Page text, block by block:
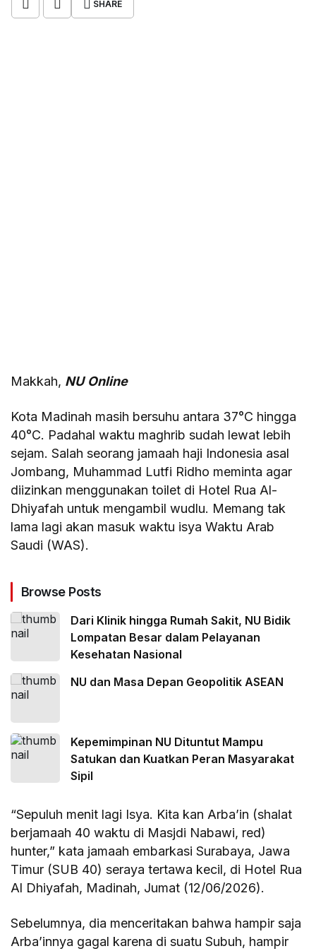
SHARE
Makkah, NU Online
Kota Madinah masih bersuhu antara 37°C hingga
40°C. Padahal waktu maghrib sudah lewat lebih
sejam. Salah seorang jamaah haji Indonesia asal
Jombang, Muhammad Lutfi Ridho meminta agar
diizinkan menggunakan toilet di Hotel Rua Al-
Dhiyafah untuk mengambil wudlu. Memang tak
lama lagi akan masuk waktu isya Waktu Arab
Saudi (WAS).
Browse Posts
Dari Klinik hingga Rumah Sakit, NU Bidik
Lompatan Besar dalam Pelayanan
Kesehatan Nasional
NU dan Masa Depan Geopolitik ASEAN
Kepemimpinan NU Dituntut Mampu
Satukan dan Kuatkan Peran Masyarakat
Sipil
“Sepuluh menit lagi Isya. Kita kan Arba’in (shalat
berjamaah 40 waktu di Masjdi Nabawi, red)
hunter,” kata jamaah embarkasi Surabaya, Jawa
Timur (SUB 40) seraya tertawa kecil, di Hotel Rua
Al Dhiyafah, Madinah, Jumat (12/06/2026).
Sebelumnya, dia menceritakan bahwa hampir saja
Arba’innya gagal karena di suatu Subuh, hampir